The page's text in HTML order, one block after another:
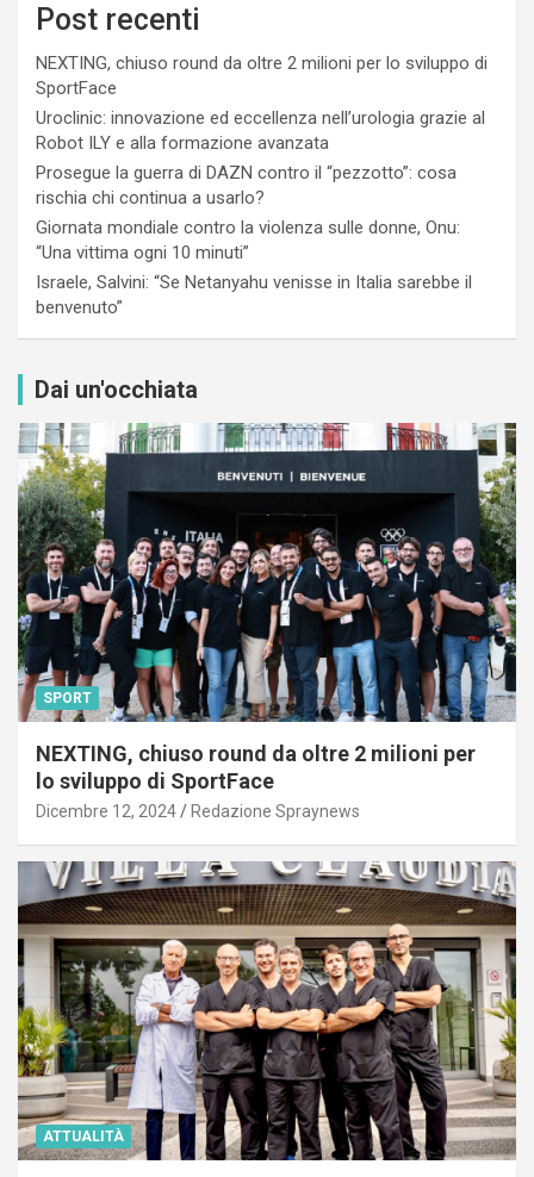
Post recenti
NEXTING, chiuso round da oltre 2 milioni per lo sviluppo di
SportFace
Uroclinic: innovazione ed eccellenza nell’urologia grazie al
Robot ILY e alla formazione avanzata
Prosegue la guerra di DAZN contro il “pezzotto”: cosa
rischia chi continua a usarlo?
Giornata mondiale contro la violenza sulle donne, Onu:
“Una vittima ogni 10 minuti”
Israele, Salvini: “Se Netanyahu venisse in Italia sarebbe il
benvenuto”
Dai un'occhiata
SPORT
NEXTING, chiuso round da oltre 2 milioni per
lo sviluppo di SportFace
Dicembre 12, 2024 Redazione Spraynews
ATTUALITÀ